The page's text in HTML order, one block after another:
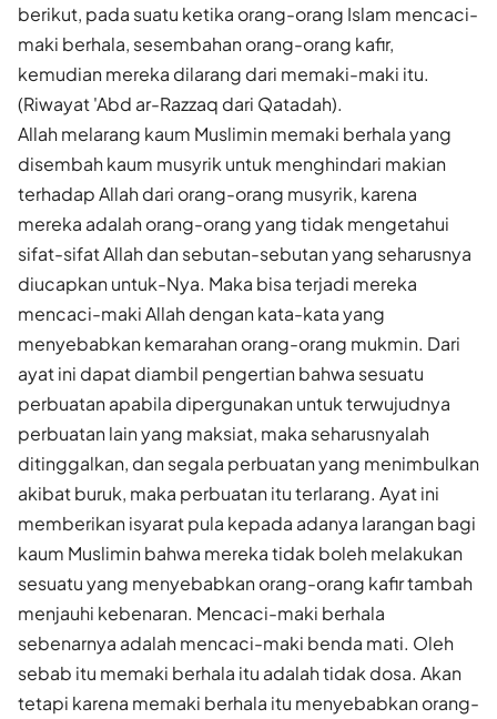
berikut, pada suatu ketika orang-orang Islam mencaci-
maki berhala, sesembahan orang-orang kafir,
kemudian mereka dilarang dari memaki-maki itu.
(Riwayat 'Abd ar-Razzaq dari Qatadah).
Allah melarang kaum Muslimin memaki berhala yang
disembah kaum musyrik untuk menghindari makian
terhadap Allah dari orang-orang musyrik, karena
mereka adalah orang-orang yang tidak mengetahui
sifat-sifat Allah dan sebutan-sebutan yang seharusnya
diucapkan untuk-Nya. Maka bisa terjadi mereka
mencaci-maki Allah dengan kata-kata yang
menyebabkan kemarahan orang-orang mukmin. Dari
ayat ini dapat diambil pengertian bahwa sesuatu
perbuatan apabila dipergunakan untuk terwujudnya
perbuatan lain yang maksiat, maka seharusnyalah
ditinggalkan, dan segala perbuatan yang menimbulkan
akibat buruk, maka perbuatan itu terlarang. Ayat ini
memberikan isyarat pula kepada adanya larangan bagi
kaum Muslimin bahwa mereka tidak boleh melakukan
sesuatu yang menyebabkan orang-orang kafir tambah
menjauhi kebenaran. Mencaci-maki berhala
sebenarnya adalah mencaci-maki benda mati. Oleh
sebab itu memaki berhala itu adalah tidak dosa. Akan
tetapi karena memaki berhala itu menyebabkan orang-